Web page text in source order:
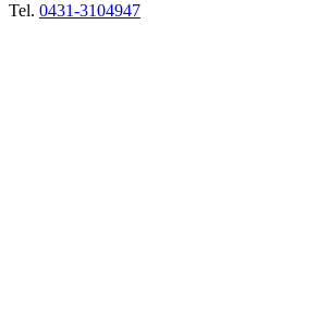
Tel. 0431-3104947